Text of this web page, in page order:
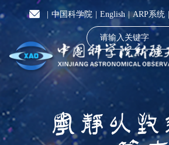
中国科学院 English |ARP系统